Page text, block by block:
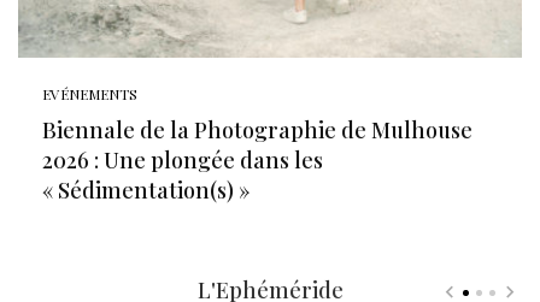
EVÉNEMENTS
Biennale de la Photographie de Mulhouse
2026 : Une plongée dans les
« Sédimentation(s) »
L'Ephéméride